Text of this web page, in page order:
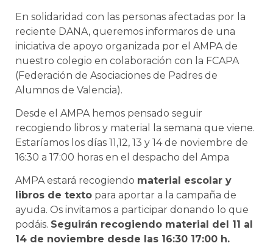
En solidaridad con las personas afectadas por la
reciente DANA, queremos informaros de una
iniciativa de apoyo organizada por el AMPA de
nuestro colegio en colaboración con la FCAPA
(Federación de Asociaciones de Padres de
Alumnos de Valencia).
Desde el AMPA hemos pensado seguir
recogiendo libros y material la semana que viene.
Estaríamos los días 11,12, 13 y 14 de noviembre de
16:30 a 17:00 horas en el despacho del Ampa
AMPA estará recogiendo material escolar y
libros de texto para aportar a la campaña de
ayuda. Os invitamos a participar donando lo que
podáis. Seguirán recogiendo material del 11 al
14 de noviembre desde las 16:30 17:00 h.